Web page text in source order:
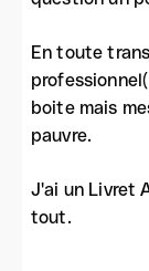
En toute
boite mais
pauvre.
J'ai un Livret
tout.